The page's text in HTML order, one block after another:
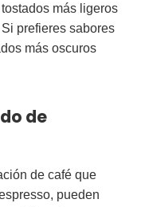
más ligeros
prefieres sabores
más oscuros
de
de café que
pueden